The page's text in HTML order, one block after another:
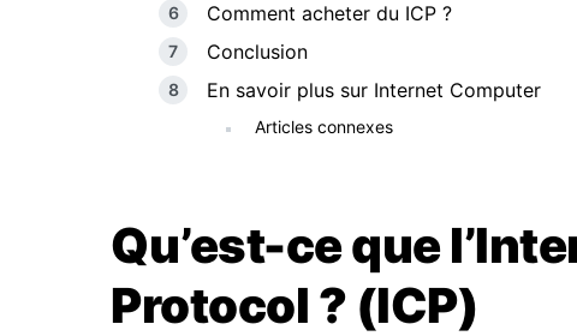
Comment acheter du ICP ?
Conclusion
En savoir plus sur Internet Computer
Articles connexes
Qu’est-ce que
Protocol ? (ICP)